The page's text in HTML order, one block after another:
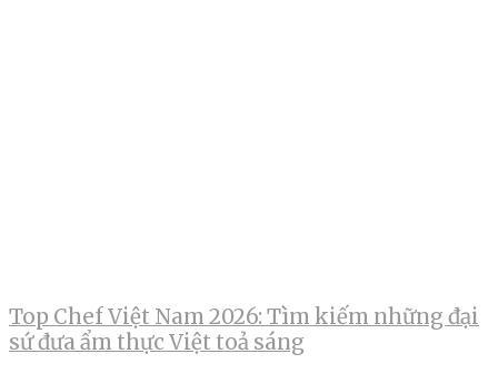
Top Chef Việt Nam 2026: Tìm kiếm những đại
sứ đưa ẩm thực Việt toả sáng